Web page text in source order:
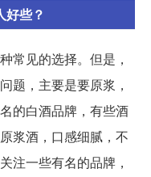
好些？
常见的选择。但是，
题，主要是要原浆，
的白酒品牌，有些酒
浆酒，口感细腻，不
注一些有名的品牌，